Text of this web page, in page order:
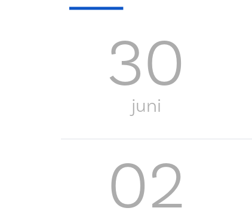
30
juni
02